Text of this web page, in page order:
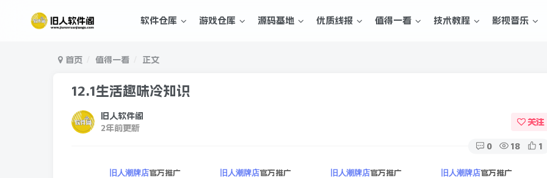
软件仓库 游戏仓库 源码基地 优质线报 值得一看 技术教程 影视音乐
首页 值得一看 正文
12.1生活趣味冷知识
旧人软件阁
2年前更新
关注
0 18 1
旧人潮牌店官方推广 旧人潮牌店官方推广 旧人潮牌店官方推广 旧人潮牌店官方推广